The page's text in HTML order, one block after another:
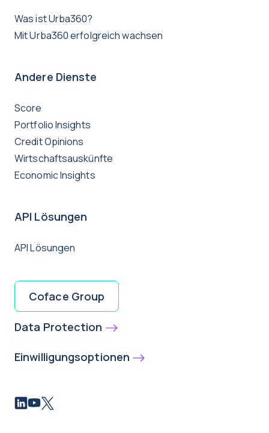
Was ist Urba360?
Mit Urba360 erfolgreich wachsen
Andere Dienste
Score
Portfolio Insights
Credit Opinions
Wirtschaftsauskünfte
Economic Insights
API Lösungen
API Lösungen
Coface Group
Data Protection
Einwilligungsoptionen